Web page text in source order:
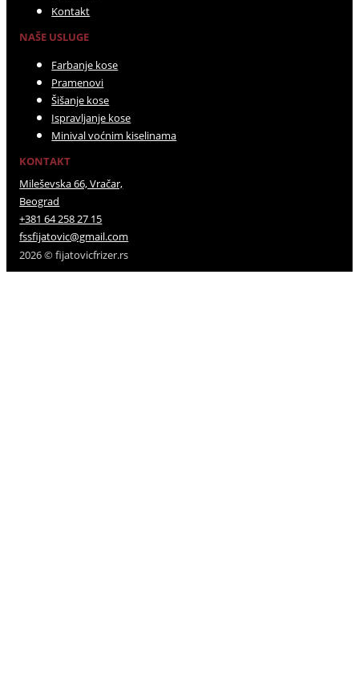
Kontakt
NAŠE USLUGE
Farbanje kose
Pramenovi
Šišanje kose
Ispravljanje kose
Minival voćnim kiselinama
KONTAKT
Mileševska 66, Vračar,
Beograd
+381 64 258 27 15
fssfijatovic@gmail.com
2026 © fijatovicfrizer.rs